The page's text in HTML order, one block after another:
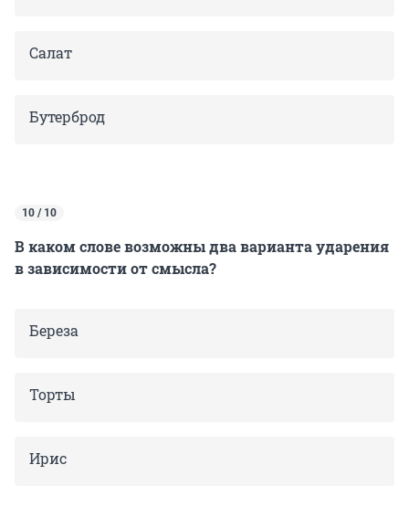
Салат
Бутерброд
10 / 10
В каком слове возможны два варианта ударения
в зависимости от смысла?
Береза
Торты
Ирис